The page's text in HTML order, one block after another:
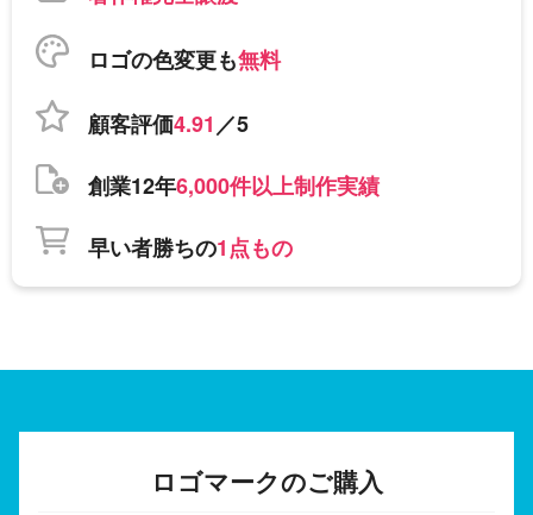
ロゴの色変更も無料
顧客評価4.91／5
創業12年6,000件以上制作実績
早い者勝ちの1点もの
ロゴマークのご購入